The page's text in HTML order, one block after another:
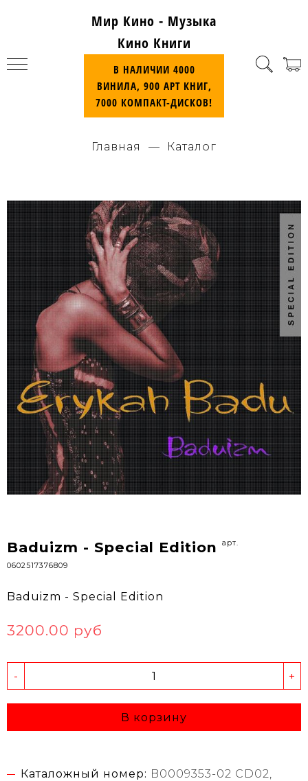
Мир Кино - Музыка
Кино Книги
В НАЛИЧИИ 4000
ВИНИЛА, 900 АРТ КНИГ,
7000 КОМПАКТ-ДИСКОВ!
Главная Каталог
Baduizm - Special Edition арт.
0602517376809
Baduizm - Special Edition
3200.00 руб
- +
В корзину
Каталожный номер: B0009353-02 CD02,